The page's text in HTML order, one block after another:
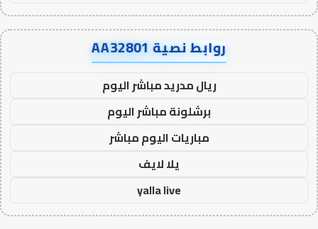
روابط نصية AA32801
ريال مدريد مباشر اليوم
برشلونة مباشر اليوم
مباريات اليوم مباشر
يلا لايف
yalla live